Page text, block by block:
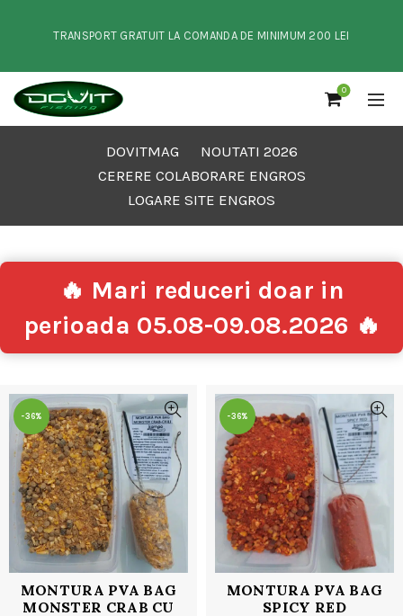
TRANSPORT GRATUIT LA COMANDA DE MINIMUM 200 LEI
0
DOVITMAG
NOUTATI 2026
CERERE COLABORARE ENGROS
LOGARE SITE ENGROS
🔥 Mari reduceri doar in
perioada 05.08-09.08.2026 🔥
-36%
MONTURA PVA BAG
MONSTER CRAB CU
-36%
MONTURA PVA BAG
SPICY RED